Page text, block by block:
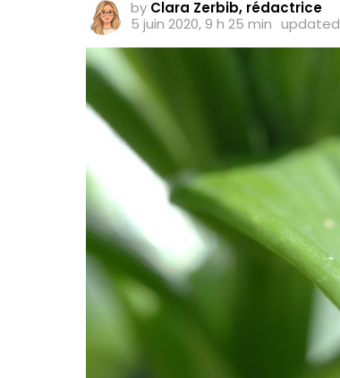
by Clara Zerbib, rédactrice
5 juin 2020, 9 h 25 min updated